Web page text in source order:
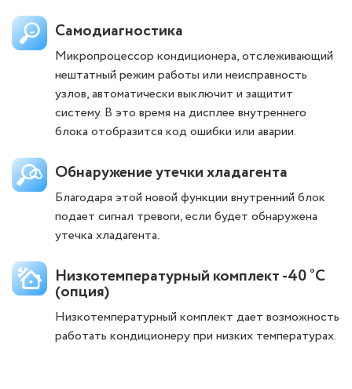
Самодиагностика
Микропроцессор кондиционера, отслеживающий
нештатный режим работы или неисправность
узлов, автоматически выключит и защитит
систему. В это время на дисплее внутреннего
блока отобразится код ошибки или аварии.
Обнаружение утечки хладагента
Благодаря этой новой функции внутренний блок
подает сигнал тревоги, если будет обнаружена
утечка хладагента.
Низкотемпературный комплект -40 ˚С
(опция)
Низкотемпературный комплект дает возможность
работать кондиционеру при низких температурах.